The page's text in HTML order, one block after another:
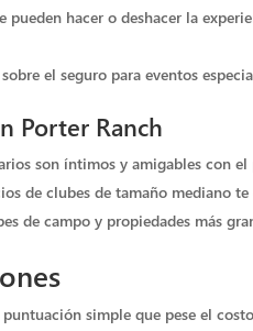
pueden hacer o deshacer la
el seguro para eventos
Porter Ranch
son íntimos y amigables con el
de clubes de tamaño mediano
de campo y propiedades más
simple que pese el